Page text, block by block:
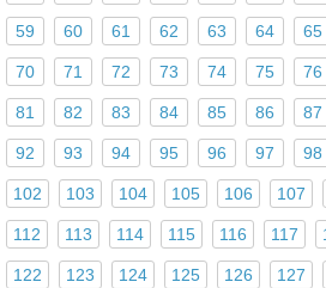
59 60 61 62 63 64 65
70 71 72 73 74 75 76
81 82 83 84 85 86 87
92 93 94 95 96 97 98
102 103 104 105 106 107
112 113 114 115 116 117
122 123 124 125 126 127